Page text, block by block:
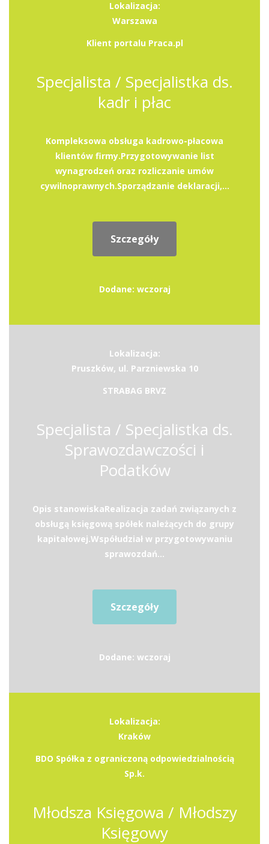
Lokalizacja:
Warszawa
Klient portalu Praca.pl
Specjalista / Specjalistka ds.
kadr i płac
Kompleksowa obsługa kadrowo-płacowa
klientów firmy.Przygotowywanie list
wynagrodzeń oraz rozliczanie umów
cywilnoprawnych.Sporządzanie deklaracji,...
Szczegóły
Dodane: wczoraj
Lokalizacja:
Pruszków, ul. Parzniewska 10
STRABAG BRVZ
Specjalista / Specjalistka ds.
Sprawozdawczości i
Podatków
Opis stanowiskaRealizacja zadań związanych z
obsługą księgową spółek należących do grupy
kapitałowej.Współudział w przygotowywaniu
sprawozdań...
Szczegóły
Dodane: wczoraj
Lokalizacja:
Kraków
BDO Spółka z ograniczoną odpowiedzialnością
Sp.k.
Młodsza Księgowa / Młodszy
Księgowy